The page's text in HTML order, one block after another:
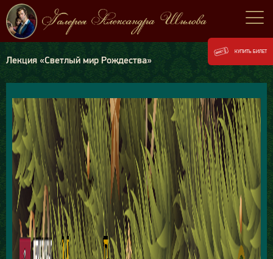
Лекция «Светлый мир Рождества»
КУПИТЬ БИЛЕТ